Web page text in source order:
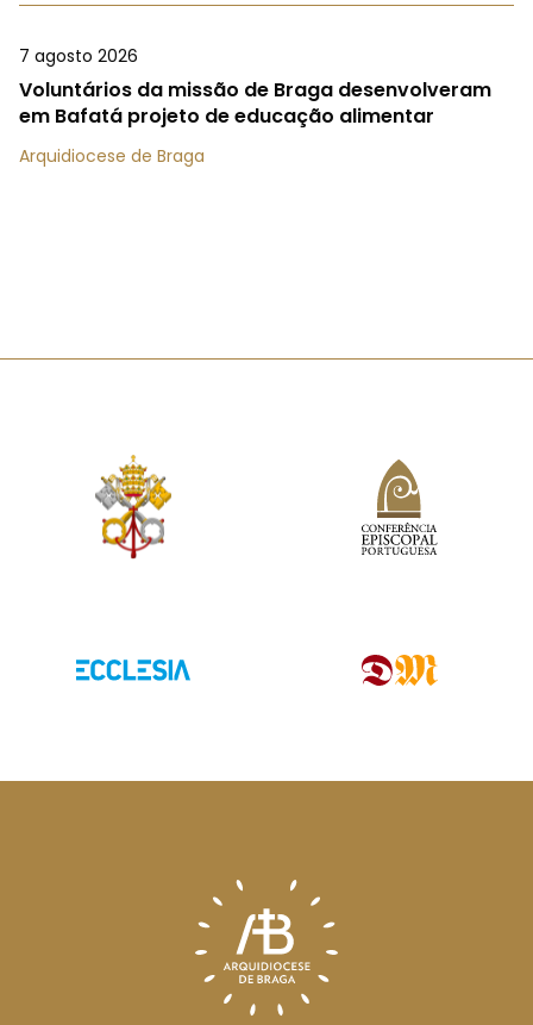
7 agosto 2026
Voluntários da missão de Braga desenvolveram
em Bafatá projeto de educação alimentar
Arquidiocese de Braga